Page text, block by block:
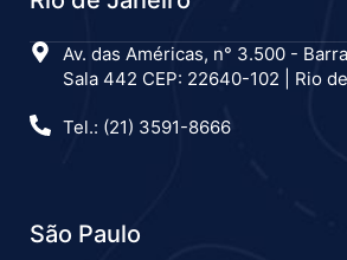
Av. das Américas, n° 3.500 -
Sala 442 CEP: 22640-102 | Rio
Tel.: (21) 3591-8666
São Paulo